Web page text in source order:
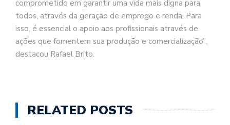
comprometido em garantir uma vida mais digna para
todos, através da geração de emprego e renda. Para
isso, é essencial o apoio aos profissionais através de
ações que fomentem sua produção e comercialização”,
destacou Rafael Brito.
RELATED POSTS